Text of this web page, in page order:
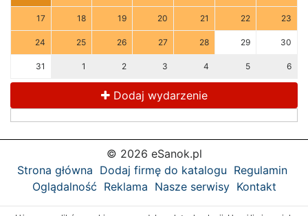
17 18 19 20 21 22 23
24 25 26 27 28 29 30
31 1 2 3 4 5 6
Dodaj wydarzenie
© 2026 eSanok.pl
Strona główna Dodaj firmę do katalogu Regulamin
Oglądalność Reklama Nasze serwisy Kontakt